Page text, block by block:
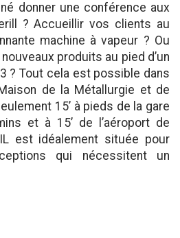
donner une conférence aux
? Accueillir vos clients au
machine à vapeur ? Ou
produits au pied d’un
? Tout cela est possible dans
de la Métallurgie et de
15’ à pieds de la gare
et à 15’ de l’aéroport de
est idéalement située pour
qui nécessitent un